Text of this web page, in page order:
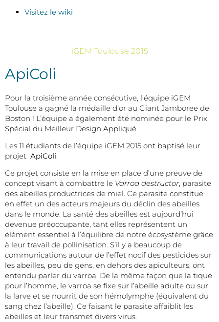
Visitez le wiki
iGEM Toulouse 2015
ApiColi
Pour la troisième année consécutive, l’équipe iGEM
Toulouse a gagné la médaille d’or au Giant Jamboree de
Boston ! L’équipe a également été nominée pour le Prix
Spécial du Meilleur Design Appliqué.
Les 11 étudiants de l’équipe iGEM 2015 ont baptisé leur
projet ApiColi.
Ce projet consiste en la mise en place d’une preuve de
concept visant à combattre le Varroa destructor, parasite
des abeilles productrices de miel. Ce parasite constitue
en effet un des acteurs majeurs du déclin des abeilles
dans le monde. La santé des abeilles est aujourd’hui
devenue préoccupante, tant elles représentent un
élément essentiel à l’équilibre de notre écosystème grâce
à leur travail de pollinisation. S’il y a beaucoup de
communications autour de l’effet nocif des pesticides sur
les abeilles, peu de gens, en dehors des apiculteurs, ont
entendu parler du varroa. De la même façon que la tique
pour l’homme, le varroa se fixe sur l’abeille adulte ou sur
la larve et se nourrit de son hémolymphe (équivalent du
sang chez l’abeille). Ce faisant le parasite affaiblit les
abeilles et leur transmet divers virus.